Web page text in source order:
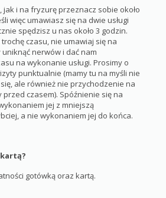
jak i na fryzurę przeznacz sobie około
więc umawiasz się na dwie usługi
spędzisz u nas około 3 godzin.
czasu, nie umawiaj się na
nerwów i dać nam
na wykonanie usługi. Prosimy o
punktualnie (mamy tu na myśli nie
ale również nie przychodzenie na
przed czasem). Spóźnienie się na
jej z mniejszą
a nie wykonaniem jej do końca.
kartą?
gotówką oraz kartą.